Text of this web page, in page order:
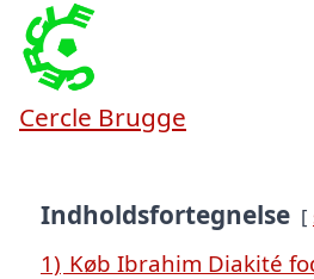
Cercle Brugge
Indholdsfortegnelse
1) Køb Ibrahim Diakité